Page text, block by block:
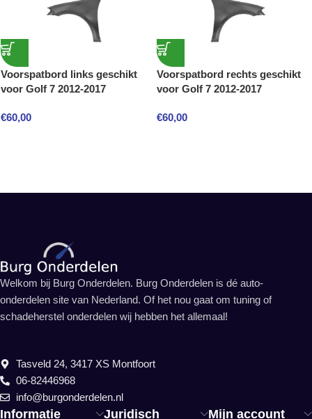
Voorspatbord links geschikt
voor Golf 7 2012-2017
€60,00
Voorspatbord rechts geschikt
voor Golf 7 2012-2017
€60,00
Informatie Juridisch Mijn account
Welkom bij Burg Onderdelen. Burg Onderdelen is dé auto-
onderdelen site van Nederland. Of het nou gaat om tuning of
schadeherstel onderdelen wij hebben het allemaal!
Tasveld 24, 3417 XS Montfoort
06-82446968
info@burgonderdelen.nl